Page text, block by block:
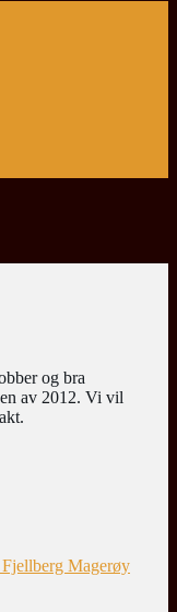
og bra
av 2012. Vi vil